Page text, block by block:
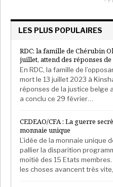
de la
Une situation
déplorable
Depuis, l’ONUet les ONG
le Premier ministre du
Kamil Idris, s’est rendu à
les responsables de
conclusions des
LES PLUS POPULAIRES
RDC: la famille de Chérubin
juillet, attend des réponses
En RDC, la famille de
mort le 13 juillet 2023 à
réponses de la justice belge
a conclu ce 29 février…
CEDEAO/CFA : La guerre
monnaie unique
L’idée de la monnaie unique
pallier la disparition
moitié des 15 Etats
les choses avancent très